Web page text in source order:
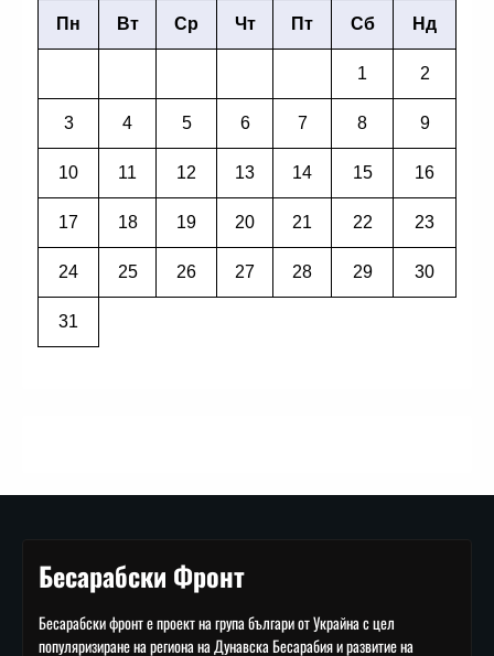
Пн Вт Ср Чт Пт Сб Нд
1 2
3 4 5 6 7 8 9
10 11 12 13 14 15 16
17 18 19 20 21 22 23
24 25 26 27 28 29 30
31
Бесарабски Фронт
Бесарабски фронт е проект на група българи от Украйна с цел
популяризиране на региона на Дунавска Бесарабия и развитие на